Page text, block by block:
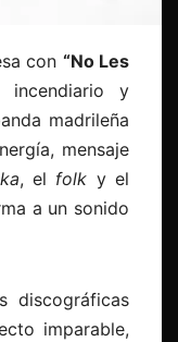
con “No Les
y
madrileña
mensaje
, el folk y el
a un sonido
discográficas
imparable,